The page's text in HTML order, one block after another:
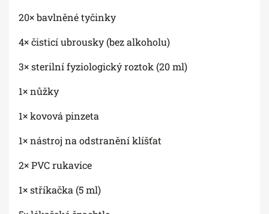
20× bavlněné tyčinky
4× čisticí ubrousky (bez alkoholu)
3× sterilní fyziologický roztok (20 ml)
1× nůžky
1× kovová pinzeta
1× nástroj na odstranění klíšťat
2× PVC rukavice
1× stříkačka (5 ml)